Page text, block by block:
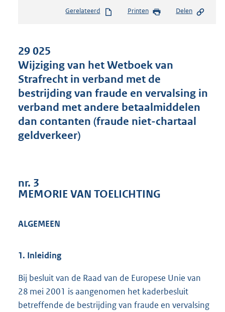
s
s
g
o
o
t
b
Gerelateerd Printen Delen
29 025
Wijziging van het Wetboek van
Strafrecht in verband met de
bestrijding van fraude en vervalsing in
verband met andere betaalmiddelen
dan contanten (fraude niet-chartaal
geldverkeer)
nr. 3
MEMORIE VAN TOELICHTING
ALGEMEEN
1. Inleiding
Bij besluit van de Raad van de Europese Unie van
28 mei 2001 is aangenomen het kaderbesluit
betreffende de bestrijding van fraude en vervalsing